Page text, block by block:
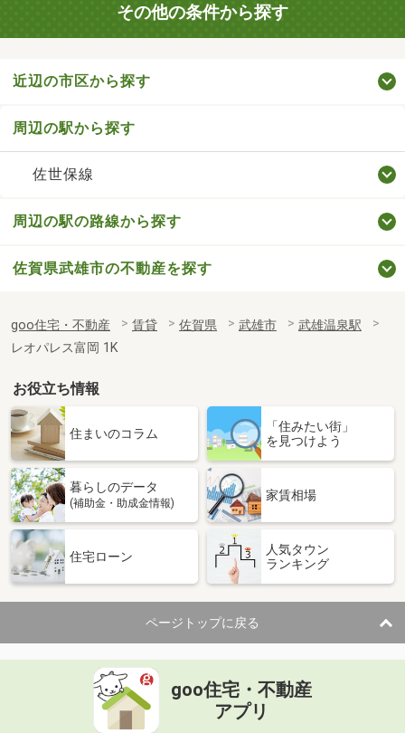
その他の条件から探す
近辺の市区から探す
周辺の駅から探す
佐世保線
周辺の駅の路線から探す
佐賀県武雄市の不動産を探す
goo住宅・不動産 賃貸 佐賀県 武雄市
武雄温泉駅
レオパレス富岡 1K
お役立ち情報
住まいのコラム
「住みたい街」
を見つけよう
暮らしのデータ
(補助金・助成金情報)
家賃相場
住宅ローン
人気タウン
ランキング
ページトップに戻る
goo住宅・不動産
アプリ